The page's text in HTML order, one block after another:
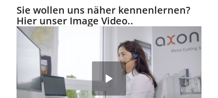
Sie wollen uns näher kennenlernen?
Hier unser Image Video..